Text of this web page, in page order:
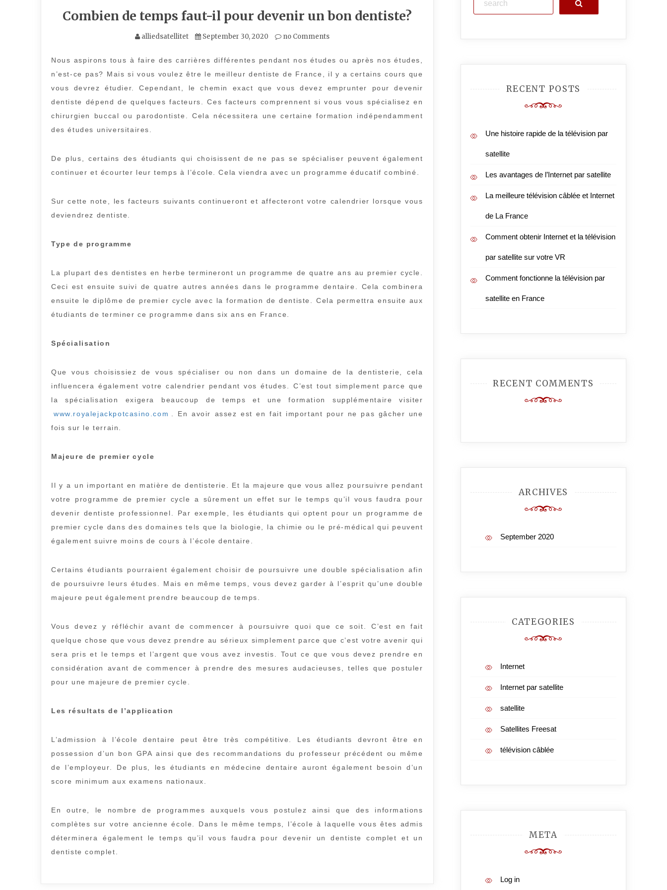
Combien de temps faut-il pour devenir un bon dentiste?
alliedsatellitet September 30, 2020 no Comments
Nous aspirons tous à faire des carrières différentes pendant nos études ou après nos études,
n’est-ce pas? Mais si vous voulez être le meilleur dentiste de France, il y a certains cours que
vous devrez étudier. Cependant, le chemin exact que vous devez emprunter pour devenir
dentiste dépend de quelques facteurs. Ces facteurs comprennent si vous vous spécialisez en
chirurgien buccal ou parodontiste. Cela nécessitera une certaine formation indépendamment
des études universitaires.
De plus, certains des étudiants qui choisissent de ne pas se spécialiser peuvent également
continuer et écourter leur temps à l’école. Cela viendra avec un programme éducatif combiné.
Sur cette note, les facteurs suivants continueront et affecteront votre calendrier lorsque vous
deviendrez dentiste.
Type de programme
La plupart des dentistes en herbe termineront un programme de quatre ans au premier cycle.
Ceci est ensuite suivi de quatre autres années dans le programme dentaire. Cela combinera
ensuite le diplôme de premier cycle avec la formation de dentiste. Cela permettra ensuite aux
étudiants de terminer ce programme dans six ans en France.
Spécialisation
Que vous choisissiez de vous spécialiser ou non dans un domaine de la dentisterie, cela
influencera également votre calendrier pendant vos études. C’est tout simplement parce que
la spécialisation exigera beaucoup de temps et une formation supplémentaire visiter
www.royalejackpotcasino.com
. En avoir assez est en fait important pour ne pas gâcher une
fois sur le terrain.
Majeure de premier cycle
Il y a un important en matière de dentisterie. Et la majeure que vous allez poursuivre pendant
votre programme de premier cycle a sûrement un effet sur le temps qu’il vous faudra pour
devenir dentiste professionnel. Par exemple, les étudiants qui optent pour un programme de
premier cycle dans des domaines tels que la biologie, la chimie ou le pré-médical qui peuvent
également suivre moins de cours à l’école dentaire.
Certains étudiants pourraient également choisir de poursuivre une double spécialisation afin
de poursuivre leurs études. Mais en même temps, vous devez garder à l’esprit qu’une double
majeure peut également prendre beaucoup de temps.
Vous devez y réfléchir avant de commencer à poursuivre quoi que ce soit. C’est en fait
quelque chose que vous devez prendre au sérieux simplement parce que c’est votre avenir qui
sera pris et le temps et l’argent que vous avez investis. Tout ce que vous devez prendre en
considération avant de commencer à prendre des mesures audacieuses, telles que postuler
pour une majeure de premier cycle.
Les résultats de l’application
L’admission à l’école dentaire peut être très compétitive. Les étudiants devront être en
possession d’un bon GPA ainsi que des recommandations du professeur précédent ou même
de l’employeur. De plus, les étudiants en médecine dentaire auront également besoin d’un
score minimum aux examens nationaux.
En outre, le nombre de programmes auxquels vous postulez ainsi que des informations
complètes sur votre ancienne école. Dans le même temps, l’école à laquelle vous êtes admis
déterminera également le temps qu’il vous faudra pour devenir un dentiste complet et un
dentiste complet.
Search
RECENT POSTS
Une histoire rapide de la télévision par
satellite
Les avantages de l’Internet par satellite
La meilleure télévision câblée et Internet
de La France
Comment obtenir Internet et la télévision
par satellite sur votre VR
Comment fonctionne la télévision par
satellite en France
RECENT COMMENTS
ARCHIVES
September 2020
CATEGORIES
Internet
Internet par satellite
satellite
Satellites Freesat
télévision câblée
META
Log in